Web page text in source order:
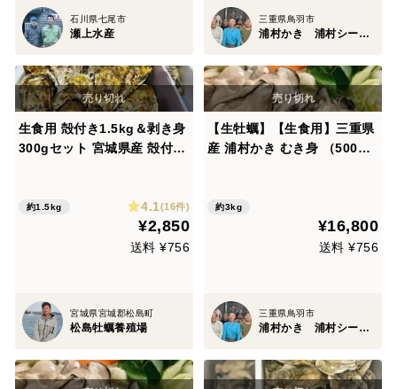
石川県七尾市
瀬上水産
三重県鳥羽市
浦村かき 浦村シーファーム
生食用 殻付き1.5kg＆剥き身
300gセット 宮城県産 殻付き
ーベキュー 無選別
約1.5kg 4.1(16件)
¥2,850
送料 ¥756
宮城県宮城郡松島町
松島牡蠣養殖場
【生牡蠣】【生食用】三重県
産 浦村かき むき身 （500
蠣 歳暮 熨斗 母の日父の日
【母の日ギフト】【生で食べ
約3kg
¥16,800
送料 ¥756
三重県鳥羽市
浦村かき 浦村シーファーム